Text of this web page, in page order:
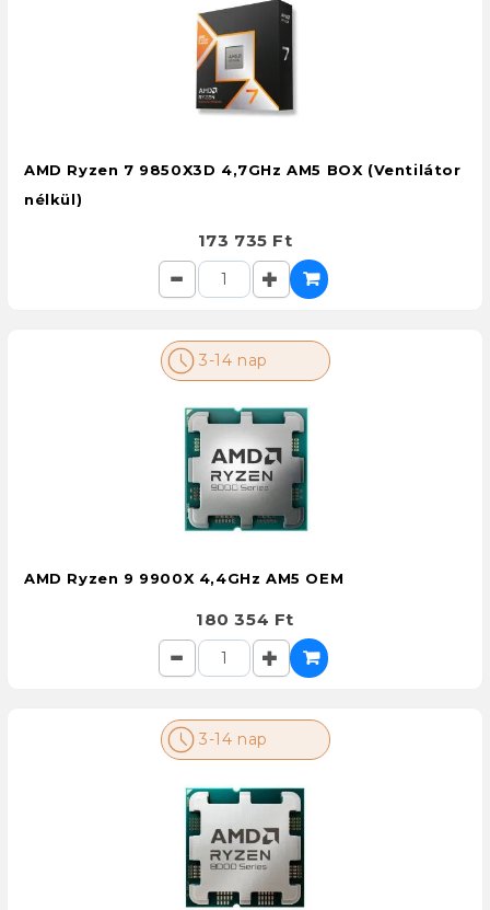
AMD Ryzen 7 9850X3D 4,7GHz AM5 BOX (Ventilátor
nélkül)
173 735 Ft
3-14 nap
AMD Ryzen 9 9900X 4,4GHz AM5 OEM
180 354 Ft
3-14 nap